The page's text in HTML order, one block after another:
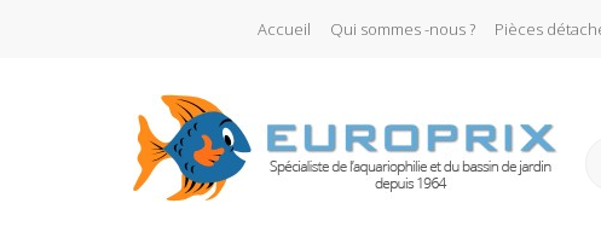
Accueil Qui sommes -nous ? Pièces